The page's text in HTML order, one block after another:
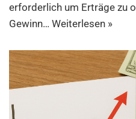
erforderlich um Erträge zu
Gewinn… Weiterlesen »